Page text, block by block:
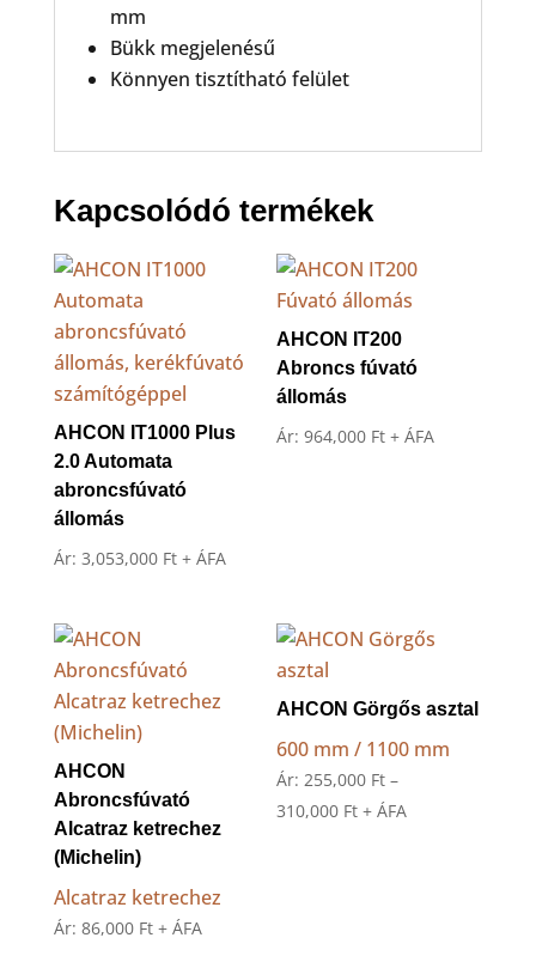
mm
Bükk megjelenésű
Könnyen tisztítható felület
Kapcsolódó termékek
AHCON IT1000 Plus
2.0 Automata
abroncsfúvató
állomás
Ár: 3,053,000 Ft + ÁFA
AHCON IT200
Abroncs fúvató
állomás
Ár:964,000 Ft + ÁFA
AHCON
Abroncsfúvató
Alcatraz ketrechez
(Michelin)
Alcatraz ketrechez
Ár: 86,000 Ft + ÁFA
AHCON Görgős asztal
600 mm / 1100 mm
Ár:255,000 Ft –
310,000 FtÁrtartomány:
+ ÁFA